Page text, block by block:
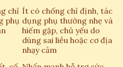
chỉ
phụ
Ít có chống chỉ định, tác
dụng phụ thường nhẹ và
hiếm gặp, chủ yếu do
dùng sai liều hoặc cơ địa
nhạy cảm